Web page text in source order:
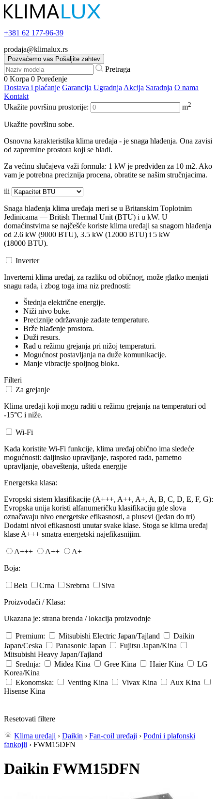
+381 62 177-96-39
prodaja@klimalux.rs
Pozvaćemo vas Pošaljite zahtev
Pretraga
0 Korpa 0 Poređenje
Dostava i plaćanje Garancija Ugradnja Akcija Saradnja O nama
Kontakt
Ukažite površinu prostorije:
m2
Ukažite površinu sobe.
Osnovna karakteristika klima uređaja - je snaga hlađenja. Ona zavisi
od zapremine prostora koji se hladi.
Za većinu slučajeva važi formula: 1 kW je predviđen za 10 m2. Ako
vam je potrebna preciznija procena, obratite se našim stručnjacima.
ili
Snaga hlađenja klima uređaja meri se u Britanskim Toplotnim
Jedinicama — British Thermal Unit (BTU) i u kW. U
domaćinstvima se najčešće koriste klima uređaji sa snagom hlađenja
od 2.6 kW (9000 BTU), 3.5 kW (12000 BTU) i 5 kW
(18000 BTU).
Inverter
Inverterni klima uređaj, za razliku od običnog, može glatko menjati
snagu rada, i zbog toga ima niz prednosti:
Štednja električne energije.
Niži nivo buke.
Preciznije održavanje zadate temperature.
Brže hlađenje prostora.
Duži resurs.
Rad u režimu grejanja pri nižoj temperaturi.
Mogućnost postavljanja na duže komunikacije.
Manje vibracije spoljnog bloka.
Filteri
Za grejanje
Klima uređaji koji mogu raditi u režimu grejanja na temperaturi od
-15°C i niže.
Wi-Fi
Kada koristite Wi-Fi funkcije, klima uređaj obično ima sledeće
mogućnosti: daljinsko upravljanje, raspored rada, pametno
upravljanje, obaveštenja, ušteda energije
Energetska klasa:
Evropski sistem klasifikacije (A+++, A++, A+, A, B, C, D, E, F, G):
Evropska unija koristi alfanumeričku klasifikaciju gde slova
označavaju nivo energetske efikasnosti, a plusevi (jedan do tri)
Dodatni nivoi efikasnosti unutar svake klase. Stoga se klima uređaj
klase A+++ smatra energetski najefikasnijim.
A+++ A++
A+
Boja:
Bela Crna Srebrna
Siva
Proizvođači / Klasa:
Ukazana je: strana brenda / lokacija proizvodnje
Premium: Mitsubishi Electric Japan/Tajland
Daikin
Japan/Ceska
Panasonic Japan Fujitsu Japan/Kina
Mitsubishi Heavy Japan/Tajland
Srednja:
Midea Kina Gree Kina Haier Kina
LG
Korea/Kina
Ekonomska:
Venting Kina Vivax Kina Aux Kina
Hisense Kina
Resetovati filtere
Klima uređaji › Daikin › Fan-coil uređaji › Podni i plafonski
fankojli › FWM15DFN
Daikin FWM15DFN